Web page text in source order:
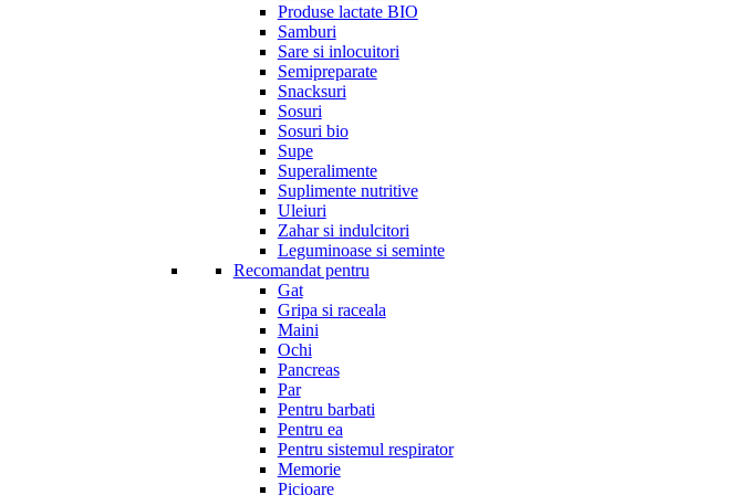
Produse lactate BIO
Samburi
Sare si inlocuitori
Semipreparate
Snacksuri
Sosuri
Sosuri bio
Supe
Superalimente
Suplimente nutritive
Uleiuri
Zahar si indulcitori
Leguminoase si seminte
Recomandat pentru
Gat
Gripa si raceala
Maini
Ochi
Pancreas
Par
Pentru barbati
Pentru ea
Pentru sistemul respirator
Memorie
Picioare